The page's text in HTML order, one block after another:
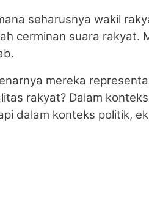
seharusnya wakil
cerminan suara rakyat.
mereka
rakyat? Dalam
dalam konteks politik,